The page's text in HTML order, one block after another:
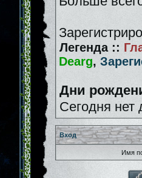
Легенда ::
Dearg,
Дни
Сегодня нет
Вход
Имя